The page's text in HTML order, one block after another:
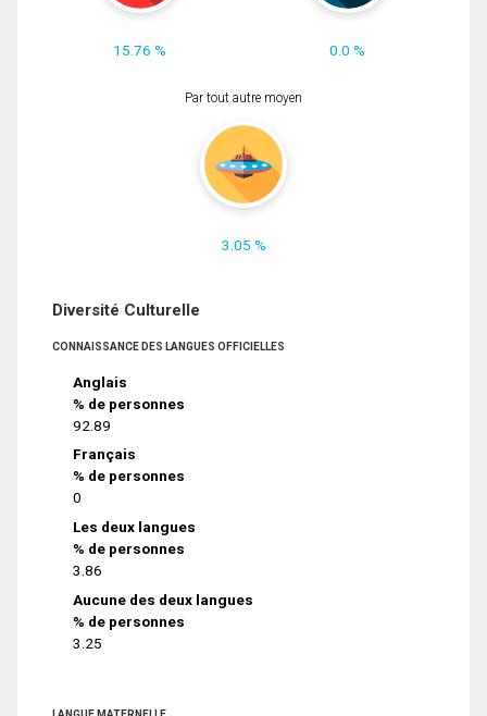
15.76 % 0.0 %
Par tout autre moyen
3.05 %
Diversité Culturelle
CONNAISSANCE DES LANGUES OFFICIELLES
Anglais
% de personnes
92.89
Français
% de personnes
0
Les deux langues
% de personnes
3.86
Aucune des deux langues
% de personnes
3.25